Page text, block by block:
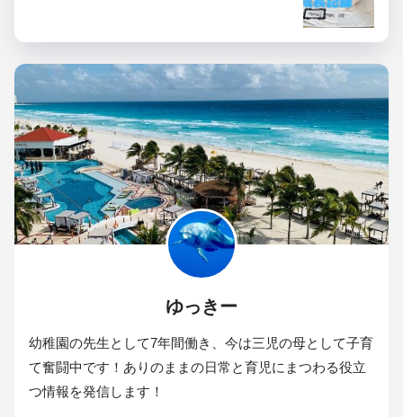
ゆっきー
幼稚園の先生として7年間働き、今は三児の母として子育
て奮闘中です！ありのままの日常と育児にまつわる役立
つ情報を発信します！